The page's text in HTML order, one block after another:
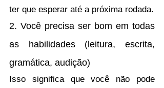
ter que esperar até a próxima rodada.
2. Você precisa ser bom em todas
as habilidades (leitura, escrita,
gramática, audição)
Isso significa que você não pode